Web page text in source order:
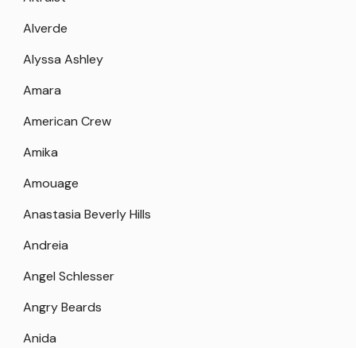
Alverde
Alyssa Ashley
Amara
American Crew
Amika
Amouage
Anastasia Beverly Hills
Andreia
Angel Schlesser
Angry Beards
Anida